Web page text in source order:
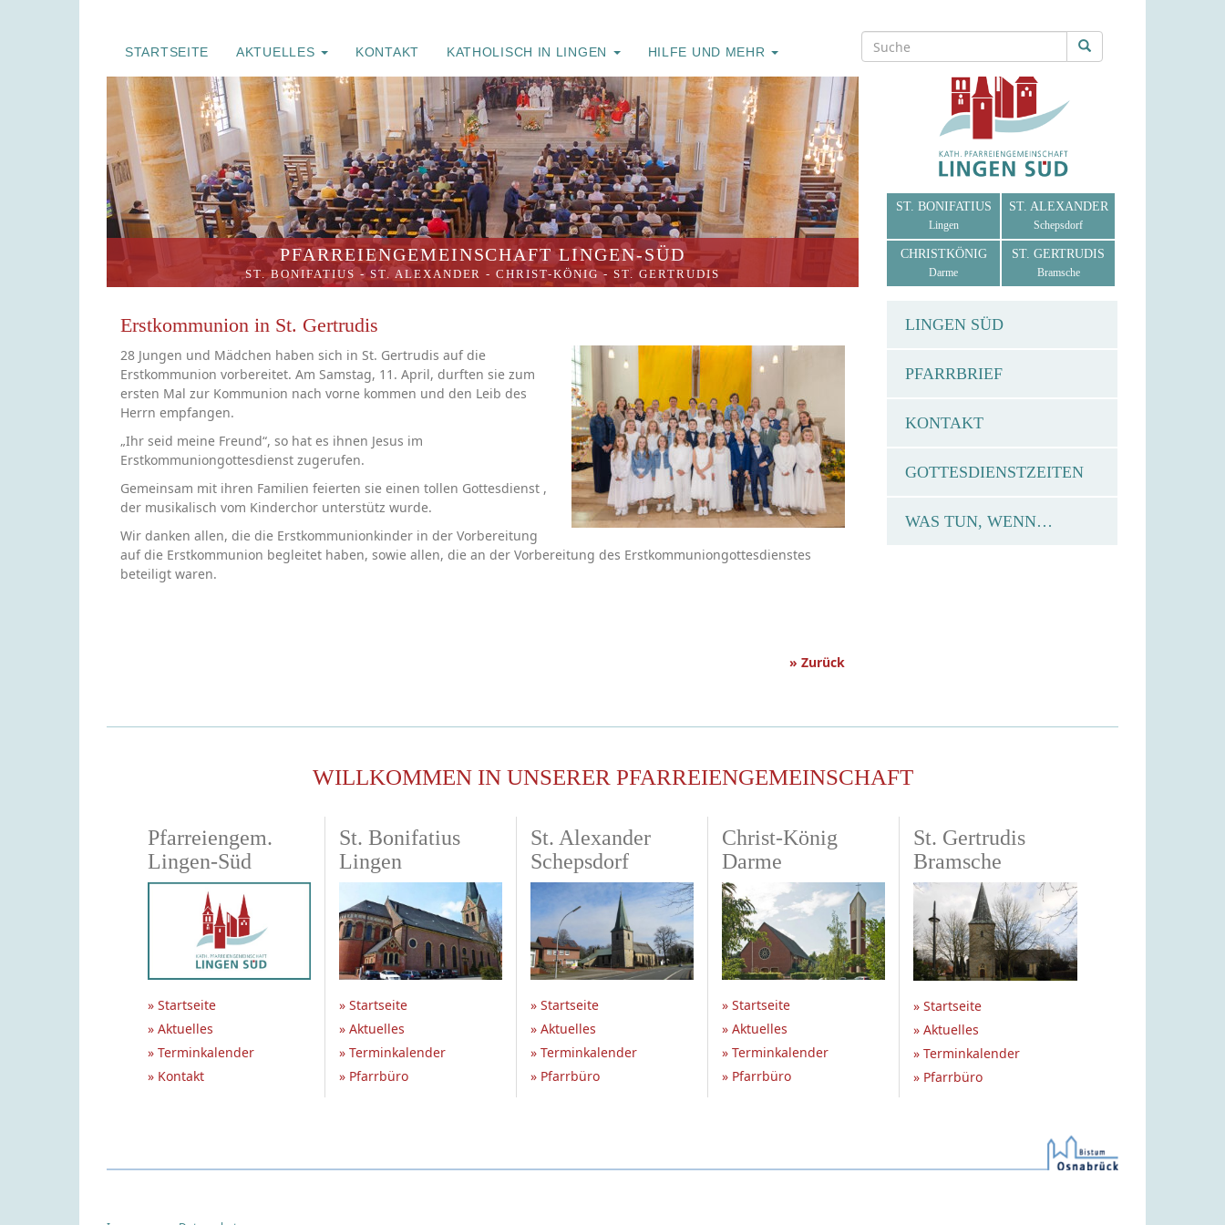
STARTSEITE AKTUELLES KONTAKT KATHOLISCH IN LINGEN HILFE UND MEHR
PFARREIENGEMEINSCHAFT LINGEN-SÜD
ST. BONIFATIUS - ST. ALEXANDER -CHRIST-KÖNIG-ST. GERTRUDIS
Erstkommunion in St. Gertrudis
28 Jungen und Mädchen haben sich in St. Gertrudis auf die
Erstkommunion vorbereitet. Am Samstag, 11. April, durften sie zum
ersten Mal zur Kommunion nach vorne kommen und den Leib des
Herrn empfangen.
„Ihr seid meine Freund“, so hat es ihnen Jesus im
Erstkommuniongottesdienst zugerufen.
Gemeinsam mit ihren Familien feierten sie einen tollen Gottesdienst ,
der musikalisch vom Kinderchor unterstütz wurde.
Wir danken allen, die die Erstkommunionkinder in der Vorbereitung
auf die Erstkommunion begleitet haben, sowie allen, die an der Vorbereitung des Erstkommuniongottesdienstes
beteiligt waren.
» Zurück
ST. BONIFATIUS
Lingen
ST. ALEXANDER
Schepsdorf
CHRISTKÖNIG
Darme
ST. GERTRUDIS
Bramsche
LINGEN SÜD
PFARRBRIEF
KONTAKT
GOTTESDIENSTZEITEN
WAS TUN, WENN…
WILLKOMMEN IN UNSERER PFARREIENGEMEINSCHAFT
Pfarreiengem.
Lingen-Süd
» Startseite
» Aktuelles
» Terminkalender
» Kontakt
St. Bonifatius
Lingen
» Startseite
» Aktuelles
» Terminkalender
» Pfarrbüro
St. Alexander
Schepsdorf
» Startseite
» Aktuelles
» Terminkalender
» Pfarrbüro
Christ-König
Darme
» Startseite
» Aktuelles
» Terminkalender
» Pfarrbüro
St. Gertrudis
Bramsche
» Startseite
» Aktuelles
» Terminkalender
» Pfarrbüro